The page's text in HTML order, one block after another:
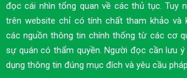
đọc cái nhìn tổng quan về các thủ tục. Tuy
trên website chỉ có tính chất tham khảo và
các nguồn thông tin chính thống từ các cơ
sự quán có thẩm quyền. Người đọc cần lưu
dụng thông tin đúng mục đích và yêu cầu